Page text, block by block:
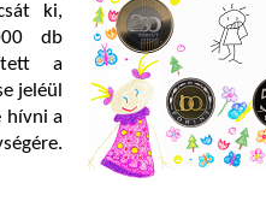
ki,
db
a
jeléül
hívni a